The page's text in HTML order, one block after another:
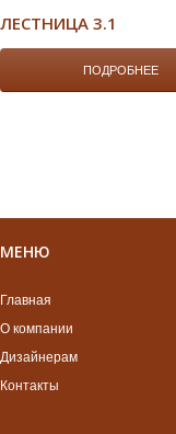
ЛЕСТНИЦА 3.1
ПОДРОБНЕЕ
МЕНЮ
Главная
О компании
Дизайнерам
Контакты